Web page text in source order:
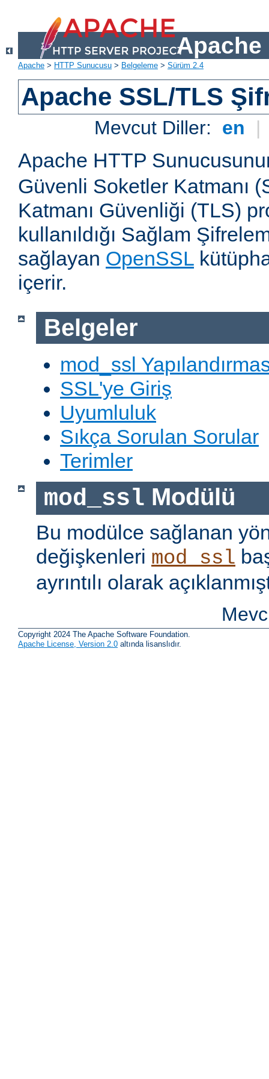
Apache
Apache > HTTP Sunucusu > Belgeleme > Sürüm 2.4
Apache SSL/TLS
Mevcut Diller: en |
Apache HTTP
Güvenli Soketler Katmanı
Katmanı Güvenliği (TLS)
kullanıldığı Sağlam
sağlayan OpenSSL
içerir.
Belgeler
mod_ssl
SSL'ye Giriş
Uyumluluk
Sıkça Sorulan Sorular
Terimler
mod_ssl Modülü
Bu modülce sağlanan
değişkenleri mod_ssl
ayrıntılı olarak
Copyright 2024 The Apache Software Foundation.
Apache License, Version 2.0 altında lisanslıdır.